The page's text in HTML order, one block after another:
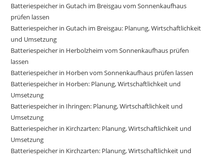
Batteriespeicher in Gutach im Breisgau vom Sonnenkaufhaus
prüfen lassen
Batteriespeicher in Gutach im Breisgau: Planung, Wirtschaftlichkeit
und Umsetzung
Batteriespeicher in Herbolzheim vom Sonnenkaufhaus prüfen
lassen
Batteriespeicher in Horben vom Sonnenkaufhaus prüfen lassen
Batteriespeicher in Horben: Planung, Wirtschaftlichkeit und
Umsetzung
Batteriespeicher in Ihringen: Planung, Wirtschaftlichkeit und
Umsetzung
Batteriespeicher in Kirchzarten: Planung, Wirtschaftlichkeit und
Umsetzung
Batteriespeicher in Kirchzarten: Planung, Wirtschaftlichkeit und